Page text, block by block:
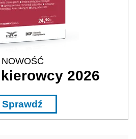
NOWOŚĆ
2026
Sprawdź